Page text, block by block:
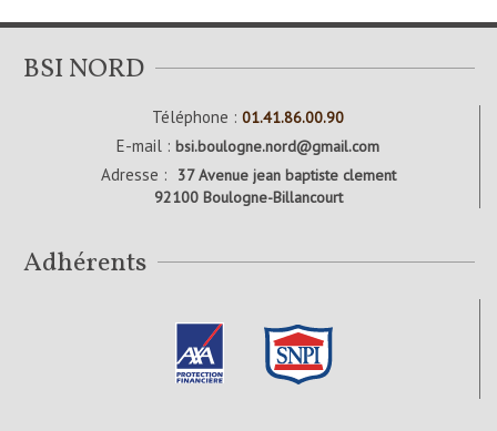
BSI NORD
Téléphone : 01.41.86.00.90
E-mail : bsi.boulogne.nord@gmail.com
Adresse :
37 Avenue jean baptiste clement
92100 Boulogne-Billancourt
Adhérents